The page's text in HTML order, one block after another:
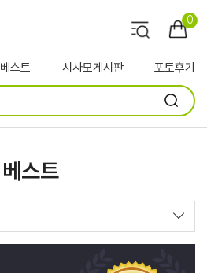
0
베스트 시사모게시판 포토후기
베스트